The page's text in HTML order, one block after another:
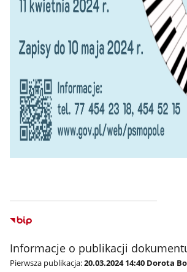
Informacje o publikacji
Pierwsza publikacja:20.03.2024 14:40 Dorota